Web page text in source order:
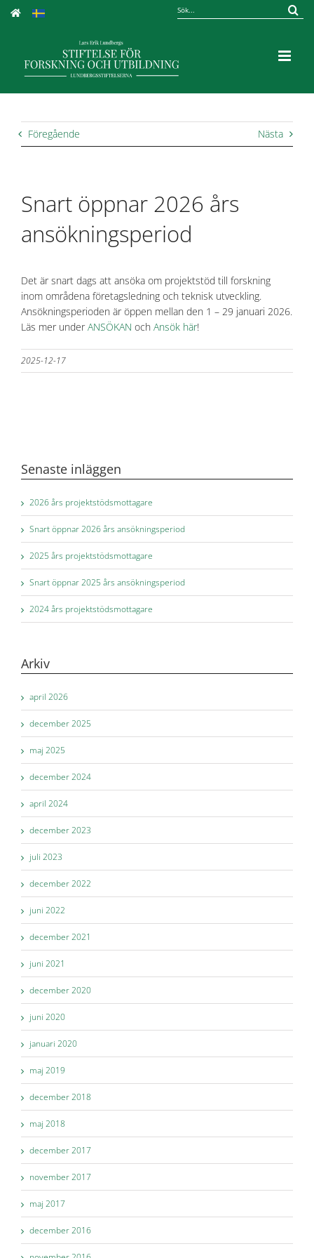
Fortsätt
Sök
Föregående Nästa
Snart öppnar 2026 års
ansökningsperiod
Det är snart dags att ansöka om projektstöd till forskning
inom områdena företagsledning och teknisk utveckling.
Ansökningsperioden är öppen mellan den 1 – 29 januari 2026.
Läs mer underANSÖKAN och Ansök här!
2025-12-17
Senaste inläggen
2026 års projektstödsmottagare
Snart öppnar 2026 års ansökningsperiod
2025 års projektstödsmottagare
Snart öppnar 2025 års ansökningsperiod
2024 års projektstödsmottagare
Arkiv
april 2026
december 2025
maj 2025
december 2024
april 2024
december 2023
juli 2023
december 2022
juni 2022
december 2021
juni 2021
december 2020
juni 2020
januari 2020
maj 2019
december 2018
maj 2018
december 2017
november 2017
maj 2017
december 2016